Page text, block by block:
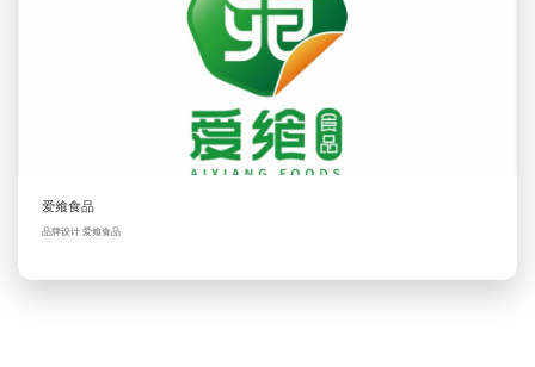
爱飨食品
品牌设计 爱飨食品